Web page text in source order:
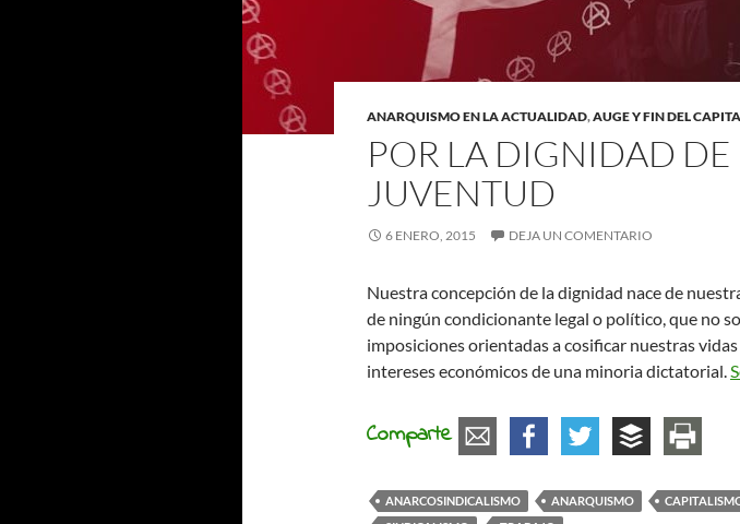
ANARQUISMO EN LA ACTUALIDAD,AUGE Y FIN DEL
POR LA DIGNIDAD DE
JUVENTUD
6 ENERO, 2015 DEJA UN COMENTARIO
Nuestra concepción de la dignidad nace de
de ningún condicionante legal o político, que no
imposiciones orientadas a cosificar nuestras vidas
intereses económicos de una minoria dictatorial.
Comparte
ANARCOSINDICALISMO ANARQUISMO